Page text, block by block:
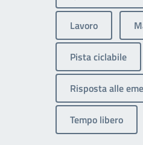
Lavoro
Pista ciclabile
Risposta alle
Tempo libero